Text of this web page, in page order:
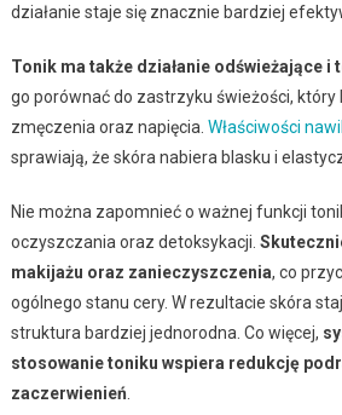
działanie staje się znacznie bardziej
Tonik ma także działanie odświeżające i
go porównać do zastrzyku świeżości, który
zmęczenia oraz napięcia. Właściwości
sprawiają, że skóra nabiera blasku i
Nie można zapomnieć o ważnej funkcji
oczyszczania oraz detoksykacji.
makijażu oraz zanieczyszczenia, co
ogólnego stanu cery. W rezultacie skóra
struktura bardziej jednorodna. Co więcej,
stosowanie toniku wspiera redukcję
zaczerwienień